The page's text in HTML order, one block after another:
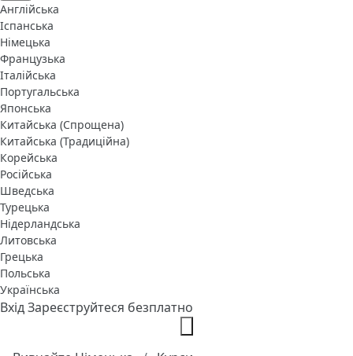
Англійська
Іспанська
Німецька
Французька
Італійська
Португальська
Японська
Китайська (Спрощена)
Китайська (Традиційна)
Корейська
Російська
Шведська
Турецька
Нідерландська
Литовська
Грецька
Польська
Українська
ВхідЗареєструйтеся безплатно